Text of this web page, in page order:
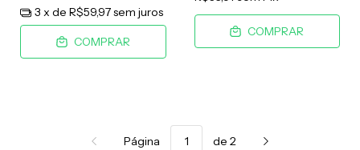
3 x de R$59,97sem juros
COMPRAR
COMPRAR
Página de 2